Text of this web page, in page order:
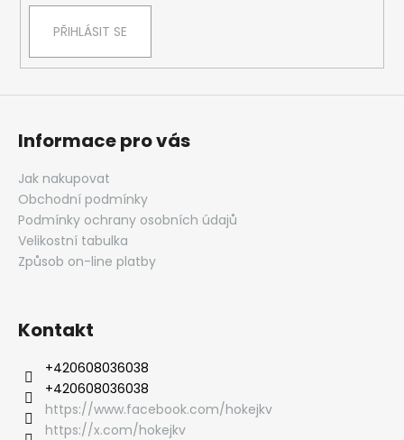
PŘIHLÁSIT SE
Informace pro vás
Jak nakupovat
Obchodní podmínky
Podmínky ochrany osobních údajů
Velikostní tabulka
Způsob on-line platby
Kontakt
‭+420608036038
‭+420608036038
https://www.facebook.com/hokejkv
https://x.com/hokejkv